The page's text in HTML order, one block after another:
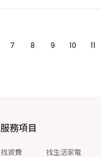
7 8 9 10 11
服務項目
找資費 找生活家電